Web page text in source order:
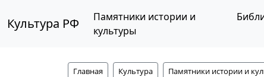
Культура РФ
Памятники истории и
культуры
Главная Культура Памятники истории и